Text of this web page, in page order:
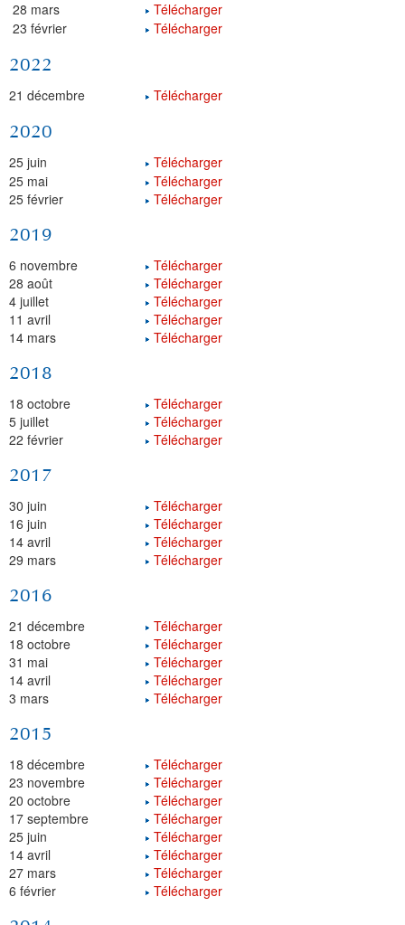
28 mars
Télécharger
23 février
Télécharger
2022
21 décembre Télécharger
2020
25 juin
Télécharger
25 mai
Télécharger
25 février
Télécharger
2019
6 novembre
Télécharger
28 août
Télécharger
4 juillet
Télécharger
11 avril
Télécharger
14 mars
Télécharger
2018
18 octobre
Télécharger
5 juillet
Télécharger
22 février
Télécharger
2017
30 juin
Télécharger
16 juin
Télécharger
14 avril
Télécharger
29 mars
Télécharger
2016
21 décembre
Télécharger
18 octobre
Télécharger
31 mai
Télécharger
14 avril
Télécharger
3 mars
Télécharger
2015
18 décembre
Télécharger
23 novembre
Télécharger
20 octobre
Télécharger
17 septembre
Télécharger
25 juin
Télécharger
14 avril
Télécharger
27 mars
Télécharger
6 février
Télécharger